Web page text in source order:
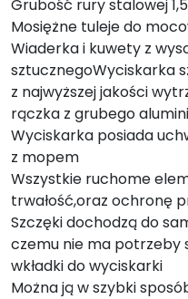
Grubość rury stalowej
Mosiężne tuleje do
Wiaderka i kuwety z
sztucznegoWyciskarka
z najwyższej jakości
rączka z grubego
Wyciskarka posiada
z mopem
Wszystkie ruchome
trwałość,oraz ochronę
Szczęki dochodzą do
czemu nie ma potrzeby
wkładki do wyciskarki
Można ją w szybki